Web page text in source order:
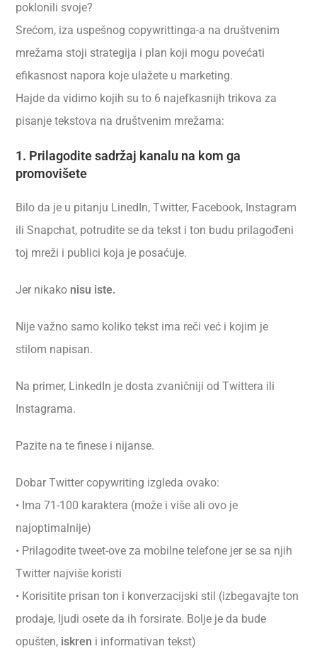
poklonili svoje?
Srećom, iza uspešnog copywrittinga-a na društvenim
mrežama stoji strategija i plan koji mogu povećati
efikasnost napora koje ulažete u marketing.
Hajde da vidimo kojih su to 6 najefkasnijh trikova za
pisanje tekstova na društvenim mrežama:
1. Prilagodite sadržaj kanalu na kom ga
promovišete
Bilo da je u pitanju LinedIn, Twitter, Facebook, Instagram
ili Snapchat, potrudite se da tekst i ton budu prilagođeni
toj mreži i publici koja je posaćuje.
Jer nikako nisu iste.
Nije važno samo koliko tekst ima reči već i kojim je
stilom napisan.
Na primer, LinkedIn je dosta zvaničniji od Twittera ili
Instagrama.
Pazite na te finese i nijanse.
Dobar Twitter copywriting izgleda ovako:
• Ima 71-100 karaktera (može i više ali ovo je
najoptimalnije)
• Prilagodite tweet-ove za mobilne telefone jer se sa njih
Twitter najviše koristi
• Korisitite prisan ton i konverzacijski stil (izbegavajte ton
prodaje, ljudi osete da ih forsirate. Bolje je da bude
opušten, iskren i informativan tekst)